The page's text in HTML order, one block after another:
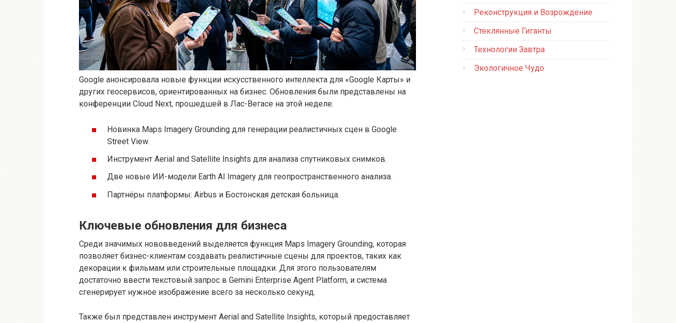
Google анонсировала новые функции искусственного интеллекта для «Google Карты» и
других геосервисов, ориентированных на бизнес. Обновления были представлены на
конференции Cloud Next, прошедшей в Лас-Вегасе на этой неделе.
Новинка Maps Imagery Grounding для генерации реалистичных сцен в Google
Street View.
Инструмент Aerial and Satellite Insights для анализа спутниковых снимков.
Две новые ИИ-модели Earth AI Imagery для геопространственного анализа.
Партнёры платформы: Airbus и Бостонская детская больница.
Ключевые обновления для бизнеса
Среди значимых нововведений выделяется функция Maps Imagery Grounding, которая
позволяет бизнес-клиентам создавать реалистичные сцены для проектов, таких как
декорации к фильмам или строительные площадки. Для этого пользователям
достаточно ввести текстовый запрос в Gemini Enterprise Agent Platform, и система
сгенерирует нужное изображение всего за несколько секунд.
Также был представлен инструмент Aerial and Satellite Insights, который предоставляет
Реконструкция и Возрождение
Стеклянные Гиганты
Технологии Завтра
Экологичное Чудо